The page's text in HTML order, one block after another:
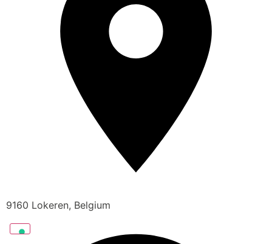
9160 Lokeren, Belgium